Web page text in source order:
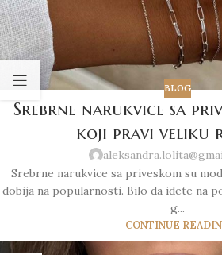
BLOG
Srebrne narukvice sa
koji pravi veliku
Srebrne narukvice sa priveskom su
dobija na popularnosti. Bilo da idete na
g...
CONTINUE